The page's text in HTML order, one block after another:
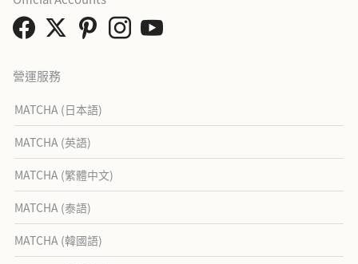
營運服務
MATCHA (日本語)
MATCHA (英語)
MATCHA (繁體中文)
MATCHA (泰語)
MATCHA (韓國語)